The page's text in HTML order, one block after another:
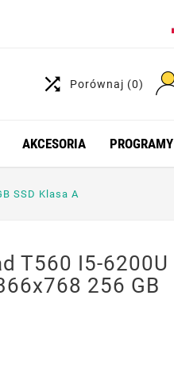
 Porównaj (0)
AKCESORIA PROGRAMY
SSD Klasa A
T560 I5-6200U
256 GB